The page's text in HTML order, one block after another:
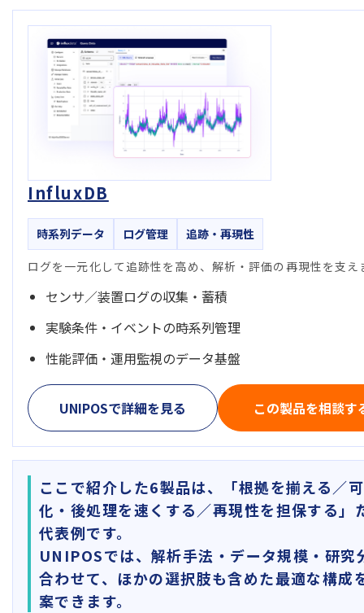
InfluxDB
時系列データ ログ管理
追跡・再現性
ログを一元化して追跡性を高め、解析・評価の再現性を支え
センサ／装置ログの収集・蓄積
実験条件・イベントの時系列管理
性能評価・運用監視のデータ基盤
UNIPOSで詳細を見る この製品を相談す
ここで紹介した6製品は、「根拠を揃える／
化・後処理を速くする／再現性を担保する」
代表例です。
UNIPOSでは、解析手法・データ規模・研究
合わせて、ほかの選択肢も含めた最適な構成
案できます。